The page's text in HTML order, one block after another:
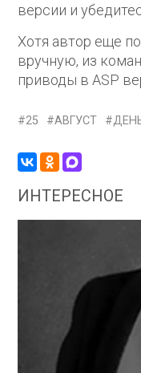
версии и
Хотя автор еще
вручную, из
приводы в ASP
25 АВГУСТ
ИНТЕРЕСНОЕ